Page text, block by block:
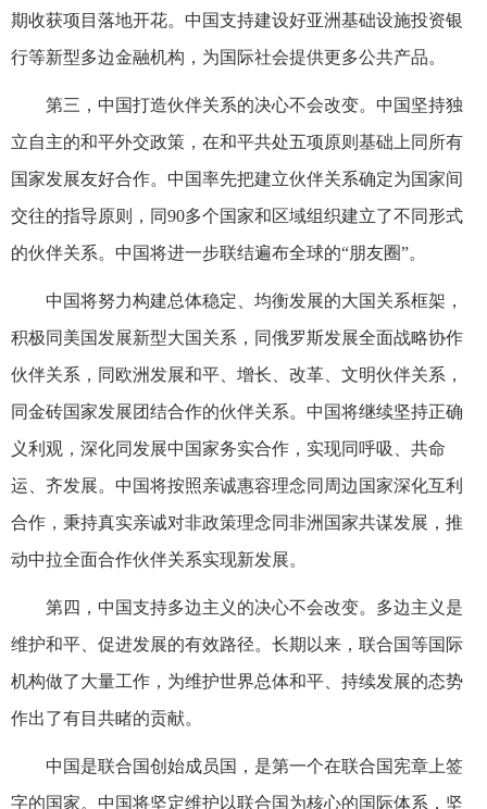
期收获项目落地开花。中国支持建设好亚洲基础设施投资银
行等新型多边金融机构，为国际社会提供更多公共产品。
第三，中国打造伙伴关系的决心不会改变。中国坚持独
立自主的和平外交政策，在和平共处五项原则基础上同所有
国家发展友好合作。中国率先把建立伙伴关系确定为国家间
交往的指导原则，同90多个国家和区域组织建立了不同形式
的伙伴关系。中国将进一步联结遍布全球的“朋友圈”。
中国将努力构建总体稳定、均衡发展的大国关系框架，
积极同美国发展新型大国关系，同俄罗斯发展全面战略协作
伙伴关系，同欧洲发展和平、增长、改革、文明伙伴关系，
同金砖国家发展团结合作的伙伴关系。中国将继续坚持正确
义利观，深化同发展中国家务实合作，实现同呼吸、共命
运、齐发展。中国将按照亲诚惠容理念同周边国家深化互利
合作，秉持真实亲诚对非政策理念同非洲国家共谋发展，推
动中拉全面合作伙伴关系实现新发展。
第四，中国支持多边主义的决心不会改变。多边主义是
维护和平、促进发展的有效路径。长期以来，联合国等国际
机构做了大量工作，为维护世界总体和平、持续发展的态势
作出了有目共睹的贡献。
中国是联合国创始成员国，是第一个在联合国宪章上签
字的国家。中国将坚定维护以联合国为核心的国际体系，坚